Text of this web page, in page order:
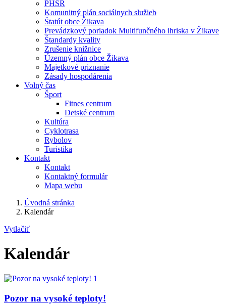
PHSR
Komunitný plán sociálnych služieb
Štatút obce Žikava
Prevádzkový poriadok Multifunčného ihriska v Žikave
Štandardy kvality
Zrušenie knižnice
Územný plán obce Žikava
Majetkové priznanie
Zásady hospodárenia
Volný čas
Šport
Fitnes centrum
Detské centrum
Kultúra
Cyklotrasa
Rybolov
Turistika
Kontakt
Kontakt
Kontaktný formulár
Mapa webu
Úvodná stránka
Kalendár
Vytlačiť
Kalendár
Pozor na vysoké teploty!